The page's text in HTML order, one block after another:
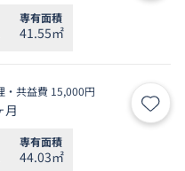
専有面積
41.55㎡
・共益費 15,000円
月 お気
専有面積
44.03㎡